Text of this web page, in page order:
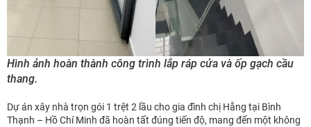
Hình ảnh hoàn thành công trình lắp ráp cửa và ốp gạch cầu
thang.
Dự án xây nhà trọn gói 1 trệt 2 lầu cho gia đình chị Hằng tại Bình
Thạnh – Hồ Chí Minh đã hoàn tất đúng tiến độ, mang đến một không